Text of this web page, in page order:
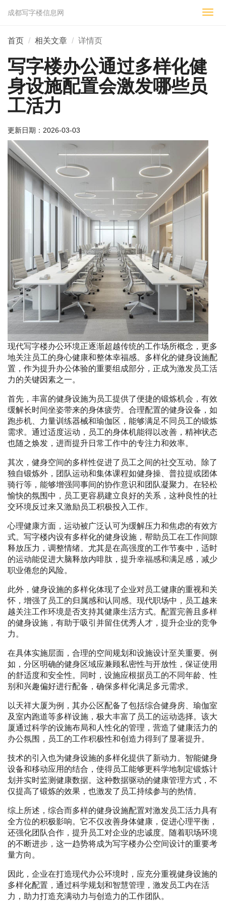
切
成都写字楼信息网
首页 相关文章 详情页
写字楼办公通过多样化健
身设施配置会激发哪些员
工活力
更新日期： 2026-03-03
现代写字楼办公环境正逐渐超越传统的工作场所概念，更多
地关注员工的身心健康和整体幸福感。多样化的健身设施配
置，作为提升办公体验的重要组成部分，正成为激发员工活
力的关键因素之一。
首先，丰富的健身设施为员工提供了便捷的锻炼机会，有效
缓解长时间坐姿带来的身体疲劳。合理配置的健身设备，如
跑步机、力量训练器械和瑜伽区，能够满足不同员工的锻炼
需求。通过适度运动，员工的身体机能得以改善，精神状态
也随之焕发，进而提升日常工作中的专注力和效率。
其次，健身空间的多样性促进了员工之间的社交互动。除了
独自锻炼外，团队运动和集体课程如健身操、普拉提或团体
骑行等，能够增强同事间的协作意识和团队凝聚力。在轻松
愉快的氛围中，员工更容易建立良好的关系，这种良性的社
交环境反过来又激励员工积极投入工作。
心理健康方面，运动被广泛认可为缓解压力和焦虑的有效方
式。写字楼内设有多样化的健身设施，帮助员工在工作间隙
释放压力，调整情绪。尤其是在高强度的工作节奏中，适时
的运动能促进大脑释放内啡肽，提升幸福感和满足感，减少
职业倦怠的风险。
此外，健身设施的多样化体现了企业对员工健康的重视和关
怀，增强了员工的归属感和认同感。现代职场中，员工越来
越关注工作环境是否支持其健康生活方式。配置完善且多样
的健身设施，有助于吸引并留住优秀人才，提升企业的竞争
力。
在具体实施层面，合理的空间规划和设施设计至关重要。例
如，分区明确的健身区域应兼顾私密性与开放性，保证使用
的舒适度和安全性。同时，设施应根据员工的不同年龄、性
别和兴趣偏好进行配备，确保多样化满足多元需求。
以天祥大厦为例，其办公区配备了包括综合健身房、瑜伽室
及室内跑道等多样设施，极大丰富了员工的运动选择。该大
厦通过科学的设施布局和人性化的管理，营造了健康活力的
办公氛围，员工的工作积极性和创造力得到了显著提升。
技术的引入也为健身设施的多样化提供了新动力。智能健身
设备和移动应用的结合，使得员工能够更科学地制定锻炼计
划并实时监测健康数据。这种数据驱动的健康管理方式，不
仅提高了锻炼的效果，也激发了员工持续参与的热情。
综上所述，综合而多样的健身设施配置对激发员工活力具有
全方位的积极影响。它不仅改善身体健康，促进心理平衡，
还强化团队合作，提升员工对企业的忠诚度。随着职场环境
的不断进步，这一趋势将成为写字楼办公空间设计的重要考
量方向。
因此，企业在打造现代办公环境时，应充分重视健身设施的
多样化配置，通过科学规划和智慧管理，激发员工内在活
力，助力打造充满动力与创造力的工作团队。